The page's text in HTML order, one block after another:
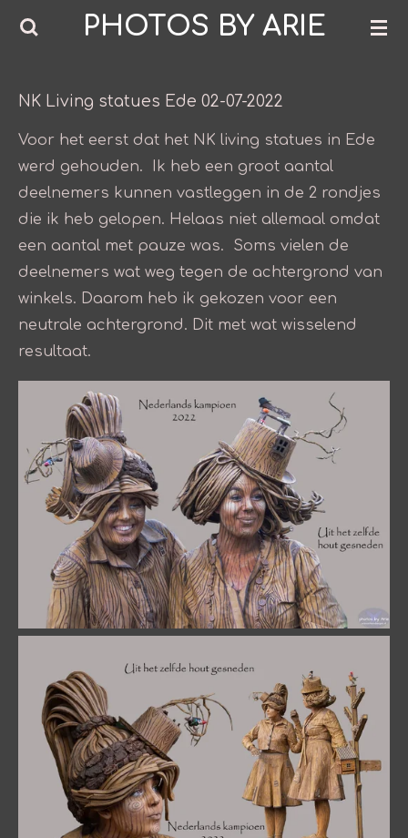
Ga
de
PHOTOS BY ARIE
NK Living statues Ede 02-07-2022
Voor het eerst dat het NK living statues in Ede
werd gehouden. Ik heb een groot aantal
deelnemers kunnen vastleggen in de 2 rondjes
die ik heb gelopen. Helaas niet allemaal omdat
een aantal met pauze was. Soms vielen de
deelnemers wat weg tegen de achtergrond van
winkels. Daarom heb ik gekozen voor een
neutrale achtergrond. Dit met wat wisselend
resultaat.